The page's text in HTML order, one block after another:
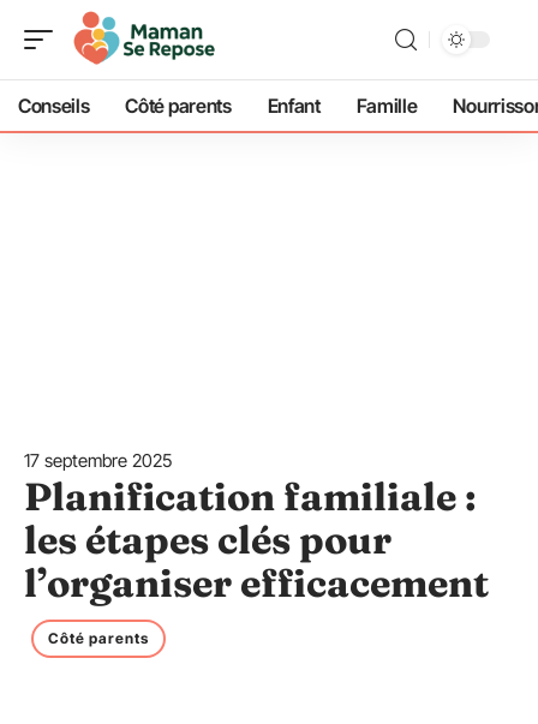
Conseils Côté parents Enfant Famille
17 septembre 2025
Planification familiale :
les étapes clés pour
l’organiser efficacement
Côté parents